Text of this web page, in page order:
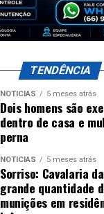
TENDÊNCIA
NOTÍCIAS 5 meses atrás
Dois homens são
dentro de casa e
perna
NOTÍCIAS 5 meses atrás
Sorriso: Cavalaria
grande quantidade
munições em